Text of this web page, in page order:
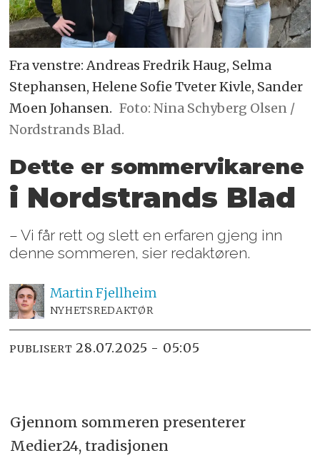
Fra venstre: Andreas Fredrik Haug, Selma
Stephansen, Helene Sofie Tveter Kivle, Sander
Moen Johansen. Foto: Nina Schyberg Olsen /
Nordstrands Blad.
Dette er sommervikarene
i Nordstrands Blad
– Vi får rett og slett en erfaren gjeng inn
denne sommeren, sier redaktøren.
MartinFjellheim
NYHETSREDAKTØR
PUBLISERT 28.07.2025 - 05:05
Gjennom sommeren presenterer
Medier24, tradisjonen